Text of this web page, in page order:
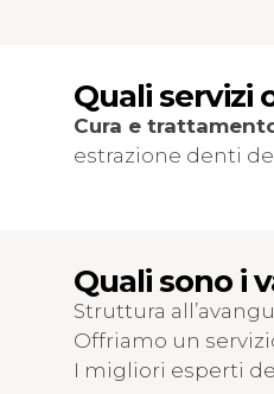
Quali servizi
Cura e
estrazione denti
Quali sono i
Struttura
Offriamo un
I migliori esperti